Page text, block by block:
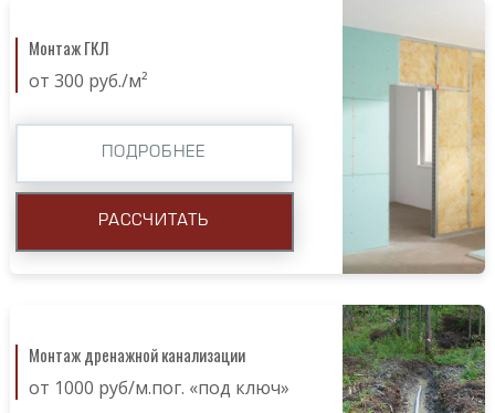
Монтаж ГКЛ
от 300 руб./м²
ПОДРОБНЕЕ
РАССЧИТАТЬ
Монтаж дренажной канализации
от 1000 руб/м.пог. «под ключ»